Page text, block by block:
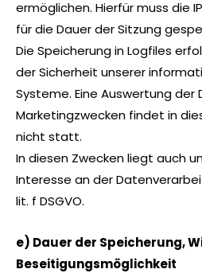
ermöglichen. Hierfür muss die
für die Dauer der Sitzung
Die Speicherung in Logfiles
der Sicherheit unserer
Systeme. Eine Auswertung der
Marketingzwecken findet in
nicht statt.
In diesen Zwecken liegt auch
Interesse an der
lit. f DSGVO.
e) Dauer der Speicherung,
Beseitigungsmöglichkeit